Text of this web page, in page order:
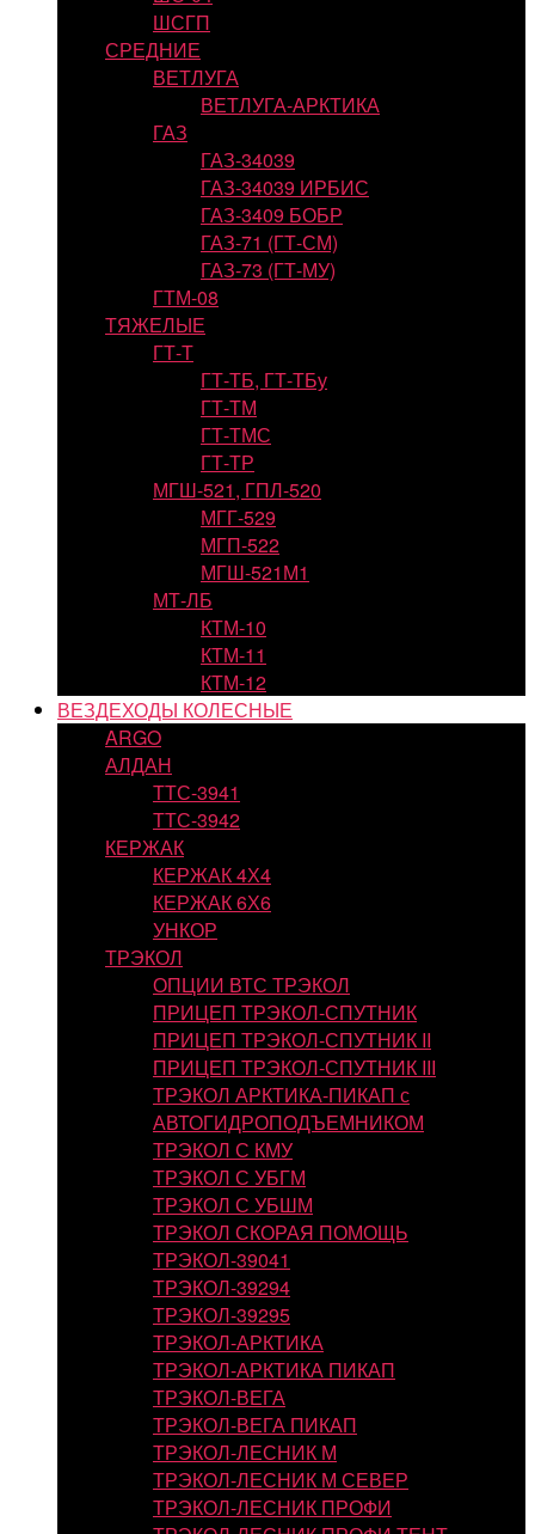
ШСГП
СРЕДНИЕ
ВЕТЛУГА
ВЕТЛУГА-АРКТИКА
ГАЗ
ГАЗ-34039
ГАЗ-34039 ИРБИС
ГАЗ-3409 БОБР
ГАЗ-71 (ГТ-СМ)
ГАЗ-73 (ГТ-МУ)
ГТМ-08
ТЯЖЕЛЫЕ
ГТ-Т
ГТ-ТБ, ГТ-ТБу
ГТ-ТМ
ГТ-ТМС
ГТ-ТР
МГШ-521, ГПЛ-520
МГГ-529
МГП-522
МГШ-521М1
МТ-ЛБ
КТМ-10
КТМ-11
КТМ-12
ВЕЗДЕХОДЫ КОЛЕСНЫЕ
ARGO
АЛДАН
ТТС-3941
ТТС-3942
КЕРЖАК
КЕРЖАК 4Х4
КЕРЖАК 6Х6
УНКОР
ТРЭКОЛ
ОПЦИИ ВТС ТРЭКОЛ
ПРИЦЕП ТРЭКОЛ-СПУТНИК
ПРИЦЕП ТРЭКОЛ-СПУТНИК II
ПРИЦЕП ТРЭКОЛ-СПУТНИК III
ТРЭКОЛ АРКТИКА-ПИКАП с
АВТОГИДРОПОДЪЕМНИКОМ
ТРЭКОЛ С КМУ
ТРЭКОЛ С УБГМ
ТРЭКОЛ С УБШМ
ТРЭКОЛ СКОРАЯ ПОМОЩЬ
ТРЭКОЛ-39041
ТРЭКОЛ-39294
ТРЭКОЛ-39295
ТРЭКОЛ-АРКТИКА
ТРЭКОЛ-АРКТИКА ПИКАП
ТРЭКОЛ-ВЕГА
ТРЭКОЛ-ВЕГА ПИКАП
ТРЭКОЛ-ЛЕСНИК М
ТРЭКОЛ-ЛЕСНИК М СЕВЕР
ТРЭКОЛ-ЛЕСНИК ПРОФИ